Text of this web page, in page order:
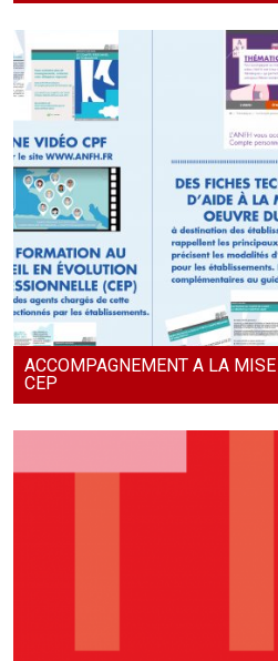
ACCOMPAGNEMENT A LA
CEP